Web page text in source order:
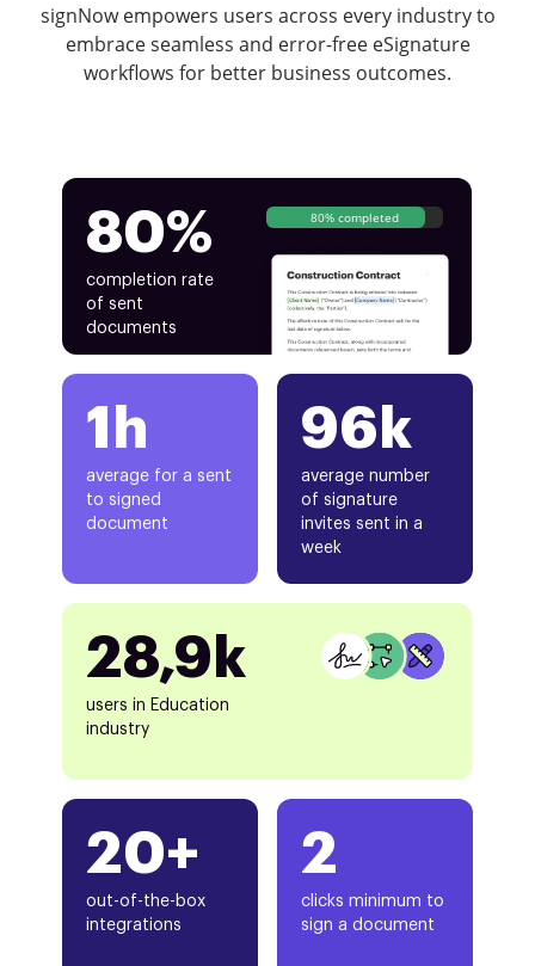
signNow empowers users across every industry to
embrace seamless and error-free eSignature
workflows for better business outcomes.
80%
completion rate
of sent
documents
80% completed
1h
average for a sent
to signed
document
20+
out-of-the-box
integrations
96k
average number
of signature
invites sent in a
week
28,9k
users in Education
industry
2
clicks minimum to
sign a document